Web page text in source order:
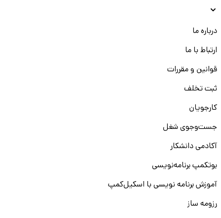
درباره ما
ارتباط با ما
قوانین و مقررات
ثبت تخلف
کارجویان
جست‌و‌جوی شغل
آکادمی دانشکار
بوتکمپ برنامه‌نویسی
آموزش برنامه نویسی با اسکیل‌کمپ
رزومه ساز